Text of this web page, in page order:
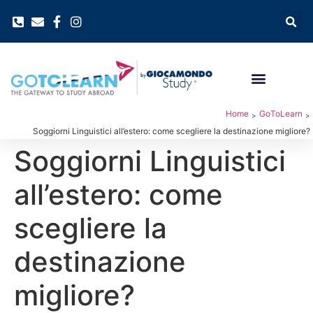
Home > GoToLearn >
Soggiorni Linguistici all’estero: come scegliere la destinazione migliore?
Soggiorni Linguistici
all’estero: come
scegliere la
destinazione
migliore?